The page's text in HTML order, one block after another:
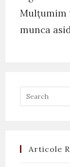
munca
Articole